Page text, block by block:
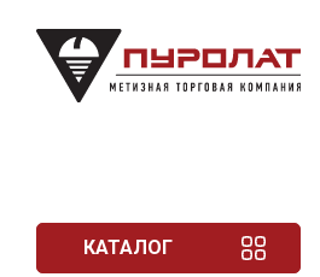
КАТАЛОГ